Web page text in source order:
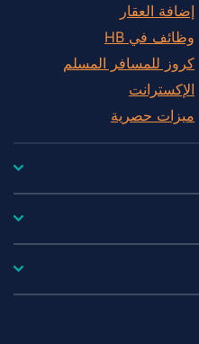
إضافة العقار
وظائف في HB
كروز للمسافر المسلم
الإكسترانت
ميزات حصرية